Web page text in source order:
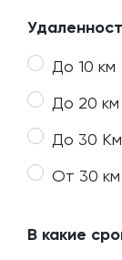
До 10 км
До 20 км
До 30 Км
От 30 км
В какие